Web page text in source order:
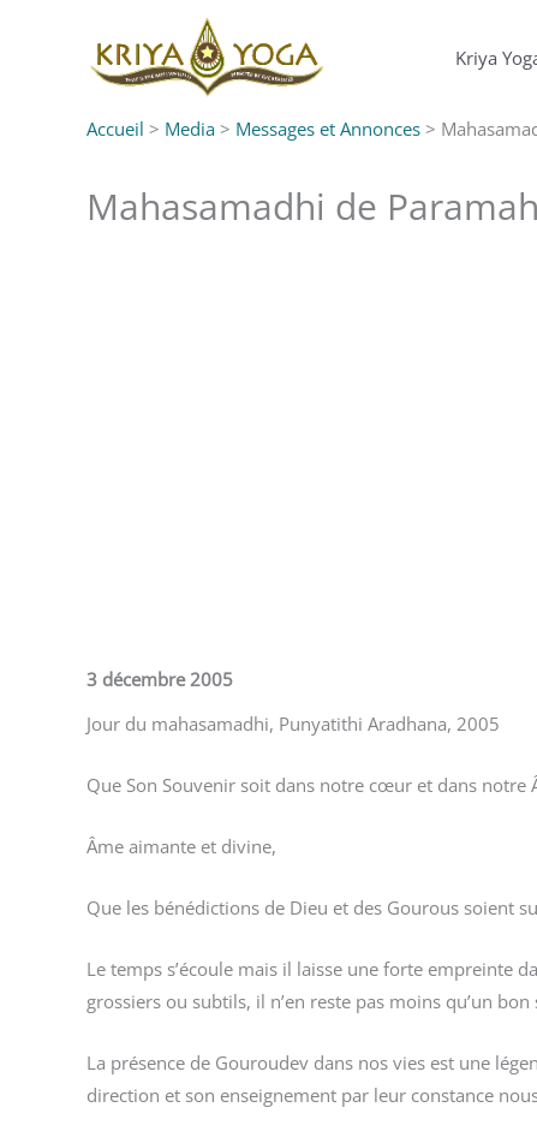
Kriya
Accueil > Media > Messages et Annonces >
Mahasamadhi de
3 décembre 2005
Jour du mahasamadhi, Punyatithi Aradhana, 2005
Que Son Souvenir soit dans notre cœur et dans notre
Âme aimante et divine,
Que les bénédictions de Dieu et des Gourous soient
Le temps s’écoule mais il laisse une forte empreinte
grossiers ou subtils, il n’en reste pas moins qu’un
La présence de Gouroudev dans nos vies est une
direction et son enseignement par leur constance